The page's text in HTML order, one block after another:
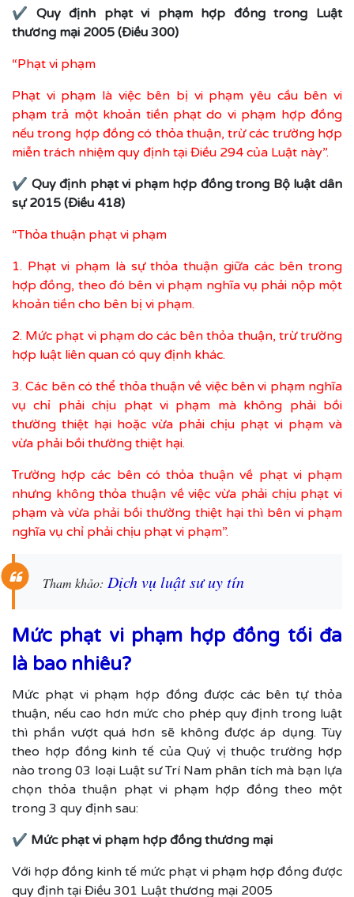
✔ Quy định phạt vi phạm hợp đồng trong Luật
thương mại 2005 (Điều 300)
“Phạt vi phạm
Phạt vi phạm là việc bên bị vi phạm yêu cầu bên vi
phạm trả một khoản tiền phạt do vi phạm hợp đồng
nếu trong hợp đồng có thỏa thuận, trừ các trường hợp
miễn trách nhiệm quy định tại Điều 294 của Luật này”.
✔ Quy định phạt vi phạm hợp đồng trong Bộ luật dân
sự 2015 (Điều 418)
“Thỏa thuận phạt vi phạm
1. Phạt vi phạm là sự thỏa thuận giữa các bên trong
hợp đồng, theo đó bên vi phạm nghĩa vụ phải nộp một
khoản tiền cho bên bị vi phạm.
2. Mức phạt vi phạm do các bên thỏa thuận, trừ trường
hợp luật liên quan có quy định khác.
3. Các bên có thể thỏa thuận về việc bên vi phạm nghĩa
vụ chỉ phải chịu phạt vi phạm mà không phải bồi
thường thiệt hại hoặc vừa phải chịu phạt vi phạm và
vừa phải bồi thường thiệt hại.
Trường hợp các bên có thỏa thuận về phạt vi phạm
nhưng không thỏa thuận về việc vừa phải chịu phạt vi
phạm và vừa phải bồi thường thiệt hại thì bên vi phạm
nghĩa vụ chỉ phải chịu phạt vi phạm”.
Tham khảo: Dịch vụ luật sư uy tín
Mức phạt vi phạm hợp đồng tối đa
là bao nhiêu?
Mức phạt vi phạm hợp đồng được các bên tự thỏa
thuận, nếu cao hơn mức cho phép quy định trong luật
thì phần vượt quá hơn sẽ không được áp dụng. Tùy
theo hợp đồng kinh tế của Quý vị thuộc trường hợp
nào trong 03 loại Luật sư Trí Nam phân tích mà bạn lựa
chọn thỏa thuận phạt vi phạm hợp đồng theo một
trong 3 quy định sau:
✔ Mức phạt vi phạm hợp đồng thương mại
Với hợp đồng kinh tế mức phạt vi phạm hợp đồng được
quy định tại Điều 301 Luật thương mại 2005